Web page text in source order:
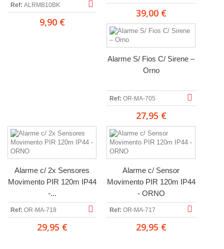
Ref: ALRMB10BK
9,90 €
39,00 €
Alarme S/ Fios C/ Sirene –
Orno
Ref: OR-MA-705
27,95 €
Alarme c/ 2x Sensores
Movimento PIR 120m IP44
-...
Ref: OR-MA-718
29,95 €
Alarme c/ Sensor
Movimento PIR 120m IP44
- ORNO
Ref: OR-MA-717
29,95 €